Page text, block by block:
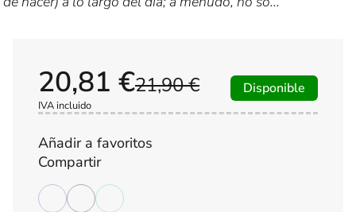
21,90 €
20,81 €
IVA incluido
Disponible
Añadir a favoritos
Compartir